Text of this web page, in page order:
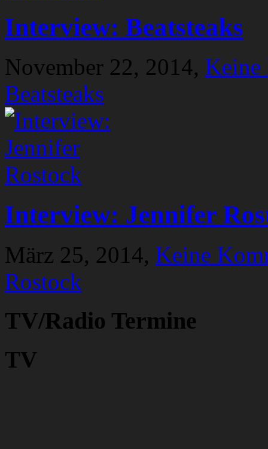
Interview: Beatsteaks
November 22, 2014, Keine
Beatsteaks
Interview: Jennifer
März 25, 2014, Keine
Rostock
TV/Radio Termine
TV